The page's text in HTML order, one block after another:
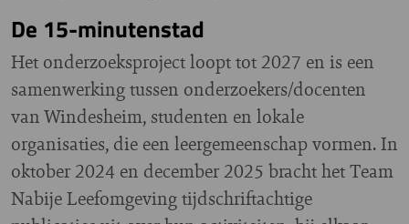
De 15-minutenstad
Het onderzoeksproject loopt tot 2027 en is een
samenwerking tussen onderzoekers/docenten
van Windesheim, studenten en lokale
organisaties, die een leergemeenschap vormen. In
oktober 2024 en december 2025 bracht het Team
Nabije Leefomgeving tijdschriftachtige